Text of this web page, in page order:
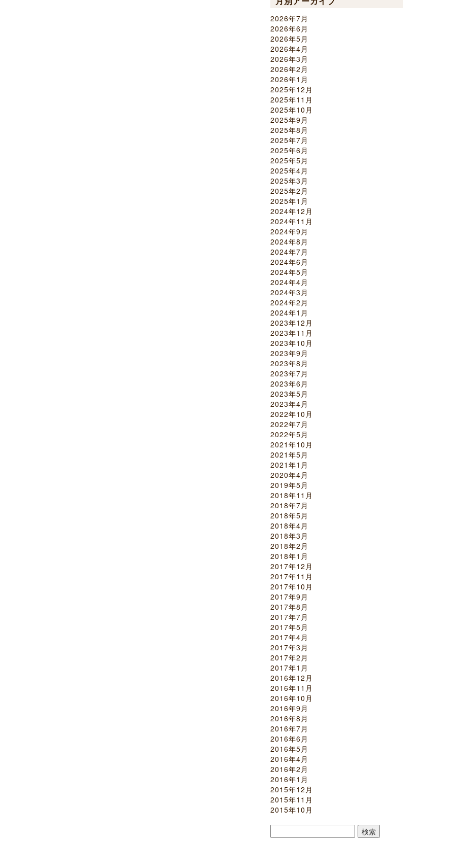
2026年7月
2026年6月
2026年5月
2026年4月
2026年3月
2026年2月
2026年1月
2025年12月
2025年11月
2025年10月
2025年9月
2025年8月
2025年7月
2025年6月
2025年5月
2025年4月
2025年3月
2025年2月
2025年1月
2024年12月
2024年11月
2024年9月
2024年8月
2024年7月
2024年6月
2024年5月
2024年4月
2024年3月
2024年2月
2024年1月
2023年12月
2023年11月
2023年10月
2023年9月
2023年8月
2023年7月
2023年6月
2023年5月
2023年4月
2022年10月
2022年7月
2022年5月
2021年10月
2021年5月
2021年1月
2020年4月
2019年5月
2018年11月
2018年7月
2018年5月
2018年4月
2018年3月
2018年2月
2018年1月
2017年12月
2017年11月
2017年10月
2017年9月
2017年8月
2017年7月
2017年5月
2017年4月
2017年3月
2017年2月
2017年1月
2016年12月
2016年11月
2016年10月
2016年9月
2016年8月
2016年7月
2016年6月
2016年5月
2016年4月
2016年2月
2016年1月
2015年12月
2015年11月
2015年10月